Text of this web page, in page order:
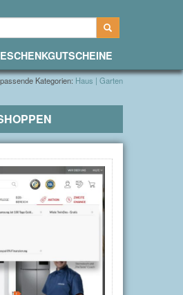
passende Kategorien: Haus | Garten